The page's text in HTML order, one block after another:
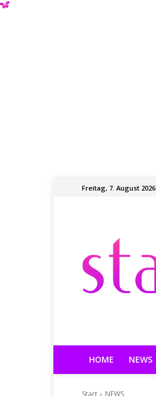
Freitag, 7. August 2026
HOME NEWS
Start NEWS